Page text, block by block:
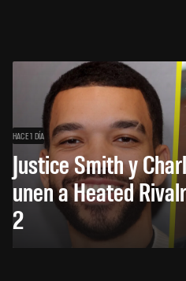
HACE 1 DÍA
Justice Smith y
unen a Heated
2